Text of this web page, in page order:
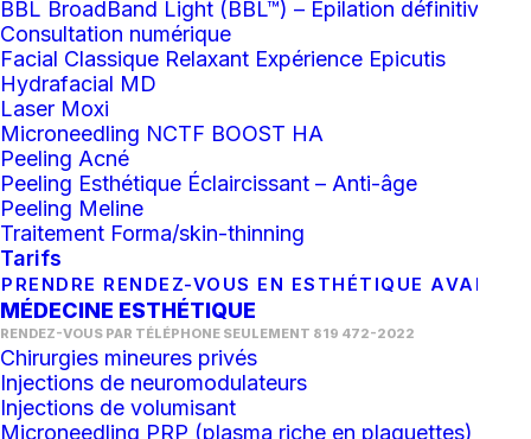
BBL BroadBand Light (BBL™) – Épilation définitive
Consultation numérique
Facial Classique Relaxant Expérience Epicutis
Hydrafacial MD
Laser Moxi
Microneedling NCTF BOOST HA
Peeling Acné
Peeling Esthétique Éclaircissant – Anti-âge
Peeling Meline
Traitement Forma/skin-thinning
Tarifs
PRENDRE RENDEZ-VOUS EN ESTHÉTIQUE AVANCÉ
MÉDECINE ESTHÉTIQUE
RENDEZ-VOUS PAR TÉLÉPHONE SEULEMENT 819 472-2022
Chirurgies mineures privés
Injections de neuromodulateurs
Injections de volumisant
Microneedling PRP (plasma riche en plaquettes)
Conditions générales
d’utilisations
CONDITIONS GÉNÉRALES D’UTILISATION
Date de dernière mise à jour : 01 septembre 2020
PRIÈRE DE LIRE LES CONDITIONS GÉNÉRALES
AVANT D’UTILISER LE SITE
Les conditions générales qui suivent gouvernent